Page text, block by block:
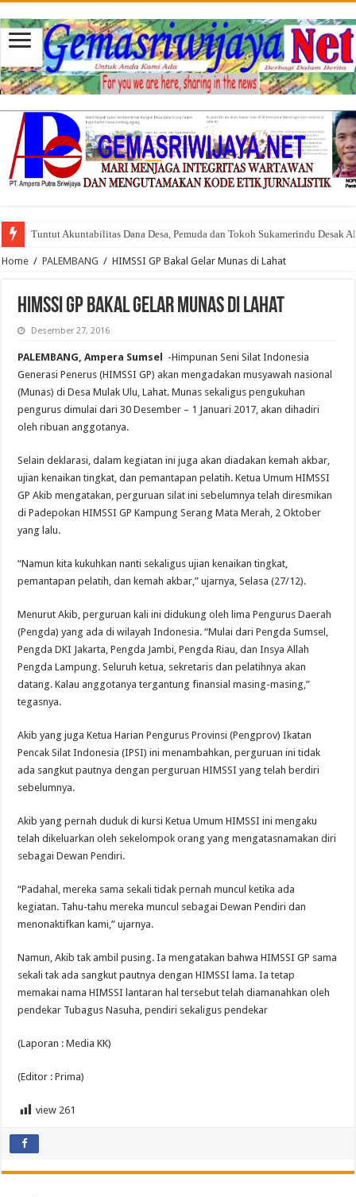
Tuntut Akuntabilitas Dana Desa, Pemuda dan Tokoh Sukamerindu Desak
Home / PALEMBANG / HIMSSI GP Bakal Gelar Munas di Lahat
HIMSSI GP Bakal Gelar Munas di Lahat
Desember 27, 2016
PALEMBANG, Ampera Sumsel
-Himpunan Seni Silat Indonesia
Generasi Penerus (HIMSSI GP) akan mengadakan musyawah nasional
(Munas) di Desa Mulak Ulu, Lahat. Munas sekaligus pengukuhan
pengurus dimulai dari 30 Desember – 1 Januari 2017, akan dihadiri
oleh ribuan anggotanya.
Selain deklarasi, dalam kegiatan ini juga akan diadakan kemah akbar,
ujian kenaikan tingkat, dan pemantapan pelatih. Ketua Umum HIMSSI
GP Akib mengatakan, perguruan silat ini sebelumnya telah diresmikan
di Padepokan HIMSSI GP Kampung Serang Mata Merah, 2 Oktober
yang lalu.
“Namun kita kukuhkan nanti sekaligus ujian kenaikan tingkat,
pemantapan pelatih, dan kemah akbar,” ujarnya, Selasa (27/12).
Menurut Akib, perguruan kali ini didukung oleh lima Pengurus Daerah
(Pengda) yang ada di wilayah Indonesia. “Mulai dari Pengda Sumsel,
Pengda DKI Jakarta, Pengda Jambi, Pengda Riau, dan Insya Allah
Pengda Lampung. Seluruh ketua, sekretaris dan pelatihnya akan
datang. Kalau anggotanya tergantung finansial masing-masing,”
tegasnya.
Akib yang juga Ketua Harian Pengurus Provinsi (Pengprov) Ikatan
Pencak Silat Indonesia (IPSI) ini menambahkan, perguruan ini tidak
ada sangkut pautnya dengan perguruan HIMSSI yang telah berdiri
sebelumnya.
Akib yang pernah duduk di kursi Ketua Umum HIMSSI ini mengaku
telah dikeluarkan oleh sekelompok orang yang mengatasnamakan diri
sebagai Dewan Pendiri.
“Padahal, mereka sama sekali tidak pernah muncul ketika ada
kegiatan. Tahu-tahu mereka muncul sebagai Dewan Pendiri dan
menonaktifkan kami,” ujarnya.
Namun, Akib tak ambil pusing. Ia mengatakan bahwa HIMSSI GP sama
sekali tak ada sangkut pautnya dengan HIMSSI lama. Ia tetap
memakai nama HIMSSI lantaran hal tersebut telah diamanahkan oleh
pendekar Tubagus Nasuha, pendiri sekaligus pendekar
(Laporan : Media KK)
(Editor : Prima)
view 261